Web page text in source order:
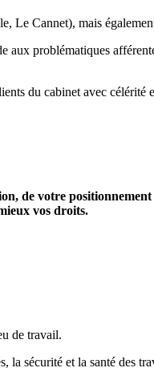
Le Cannet), mais
aux problématiques
du cabinet avec célérité
de votre
vos droits.
de travail.
la sécurité et la santé des